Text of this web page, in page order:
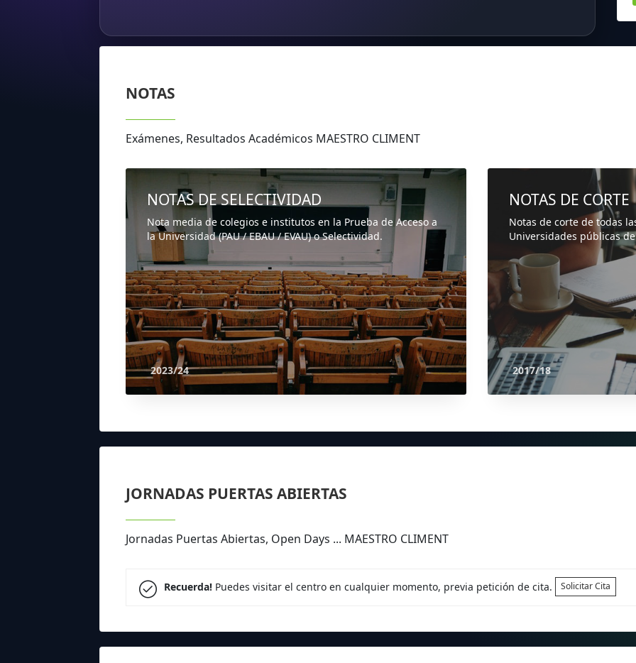
NOTAS
Exámenes, Resultados Académicos MAESTRO CLIMENT
NOTAS DE SELECTIVIDAD
Nota media de colegios e institutos en la Prueba de Acceso a
la Universidad (PAU / EBAU / EVAU) o Selectividad.
2023/24
NOTAS DE CORTE
Notas de corte de todas
Universidades públicas
2017/18
JORNADAS PUERTAS ABIERTAS
Jornadas Puertas Abiertas, Open Days ... MAESTRO CLIMENT
Recuerda!Puedes visitar el centro en cualquier momento, previa petición de cita. Solicitar Cita